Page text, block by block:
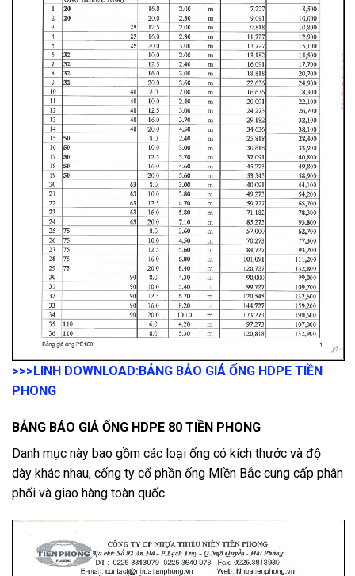
>>>LINH DOWNLOAD:BẢNG BẢO GIÁ ỐNG HDPE TIỀN
PHONG
BẢNG BÁO GIÁ ỐNG HDPE 80 TIỀN PHONG
Danh mục này bao gồm các loại ống có kích thước và độ
dày khác nhau, cống ty cổ phần ống MIền Bắc cung cấp phân
phối và giao hàng toàn quốc.